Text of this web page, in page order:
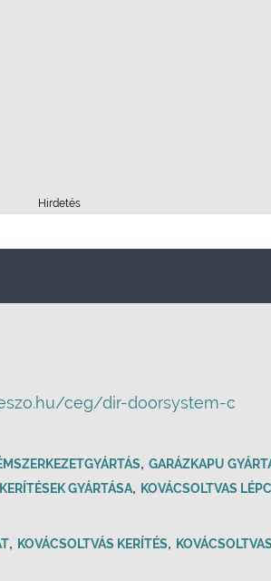
Hirdetés
ceg/dir-doorsystem-c
, GARÁZKAPU
GYÁRTÁSA, KOVÁCSOLTVAS
, KOVÁCSOLTVÁS KERÍTÉS,